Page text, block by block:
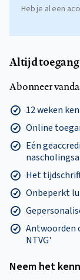
Heb je al een
Altijd
Abonneer
12 weken
Online
Eén
Het
Onbeperkt
Antwoorden
NTVG'
Neem het